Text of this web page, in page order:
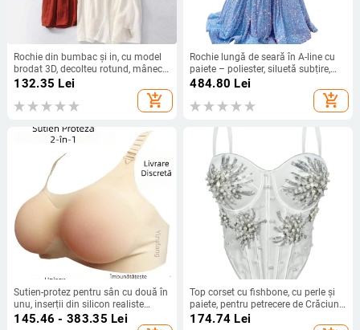
Rochie din bumbac și in, cu model
brodat 3D, decolteu rotund, mâneci
scurte, talie lejeră, croială în linie A,
132.35 Lei
add_shopping_cart
Rochie lungă de seară în A-line cu
paiete – poliester, siluetă subțire,
talie la mijloc, decolteu pe bretele,
484.80 Lei
add_shopping_cart
Sutien-protez pentru sân cu două în
unu, inserții din silicon realiste
pentru cross-dressing
145.46 - 383.35 Lei
Top corset cu fishbone, cu perle și
paiete, pentru petrecere de Crăciun
și Anul Nou
174.74 Lei